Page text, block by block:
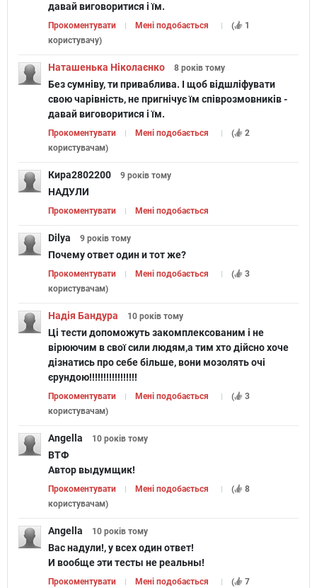
Бути з ним чи не бути?
Чи сильний у тебе
характер?
Чи викликаєш ти симпатію
Дізнайся, якою тебе бачать
Який чоловік з "Гри
престолів" підходить тобі
найкраще
давай виговоритися і їм.
Прокоментувати Мені подобається (
1
користувачу)
Наташенька Ніколаєнко 8 років тому
Без сумніву, ти приваблива. І щоб відшліфувати
свою чарівність, не пригнічує їм співрозмовників -
давай виговоритися і їм.
Прокоментувати Мені подобається (
2
користувачам)
Кира2802200 9 років тому
НАДУЛИ
Прокоментувати Мені подобається
Dilya 9 років тому
Почему ответ один и тот же?
Прокоментувати Мені подобається (
3
користувачам)
Надія Бандура 10 років тому
Ці тести допоможуть закомплексованим і не
вірюючим в свої сили людям,а тим хто дійсно хоче
дізнатись про себе більше, вони мозолять очі
єрундою!!!!!!!!!!!!!!!!!
Прокоментувати Мені подобається (
3
користувачам)
Angella 10 років тому
ВТФ
Автор выдумщик!
Прокоментувати Мені подобається (
8
користувачам)
Angella 10 років тому
Вас надули!, у всех один ответ!
И вообще эти тесты не реальны!
Прокоментувати Мені подобається (
7